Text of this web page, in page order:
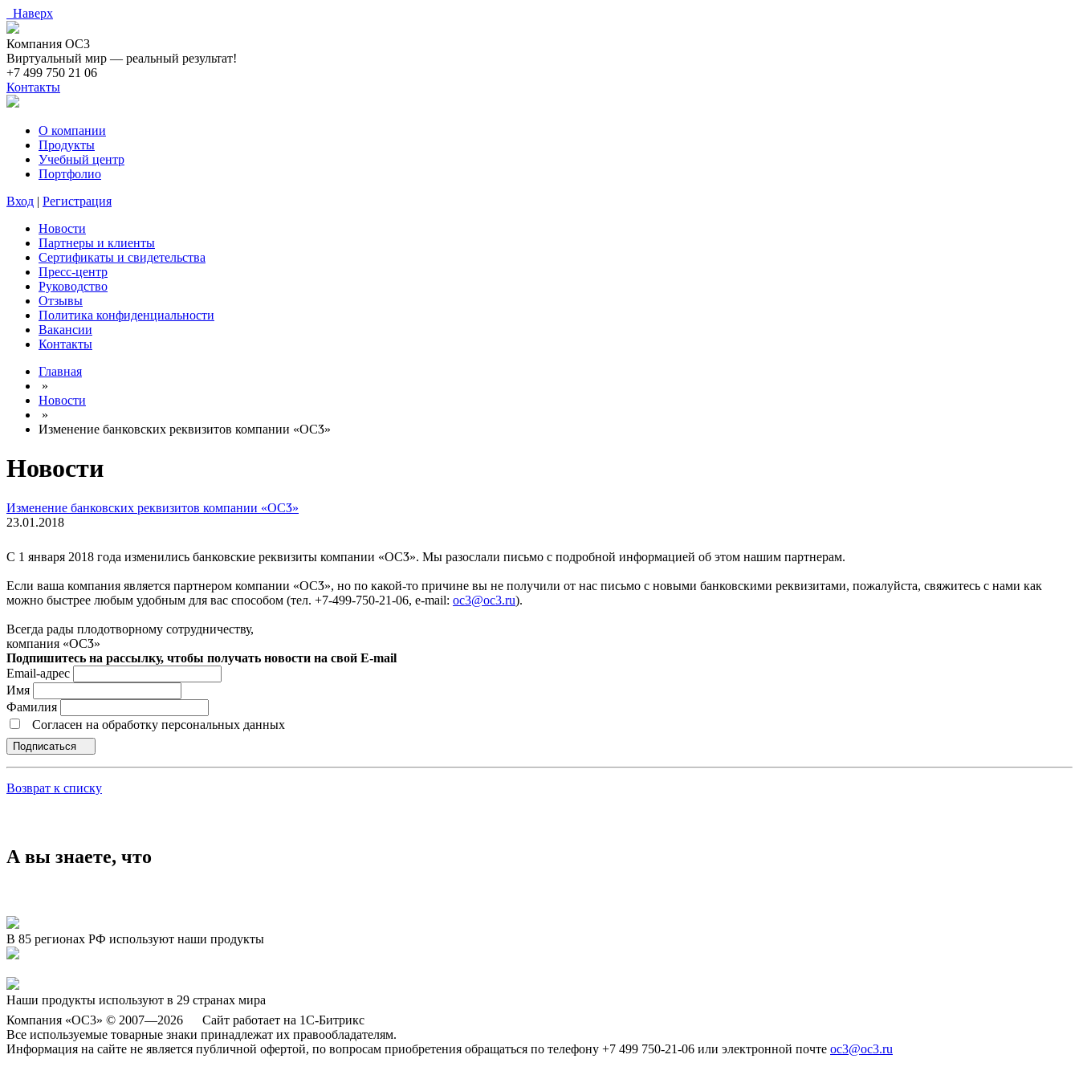
Наверх
Компания ОС3
Виртуальный мир — реальный результат!
+7 499 750 21 06
Контакты
О компании
Продукты
Учебный центр
Портфолио
Вход | Регистрация
Новости
Партнеры и клиенты
Сертификаты и свидетельства
Пресс-центр
Руководство
Отзывы
Политика конфиденциальности
Вакансии
Контакты
Главная
»
Новости
»
Изменение банковских реквизитов компании «ОСӠ»
Новости
Изменение банковских реквизитов компании «ОСӠ»
23.01.2018
С 1 января 2018 года изменились банковские реквизиты компании «ОСӠ». Мы разослали письмо с подробной информацией об этом нашим партнерам.
Если ваша компания является партнером компании «ОСӠ», но по какой-то причине вы не получили от нас письмо с новыми банковскими реквизитами, пожалуйста, свяжитесь с нами как
можно быстрее любым удобным для вас способом (тел. +7-499-750-21-06, e-mail: oc3@oc3.ru).
Всегда рады плодотворному сотрудничеству,
компания «ОСӠ»
Подпишитесь на рассылку, чтобы получать новости на свой E-mail
Email-адрес
Имя
Фамилия
Согласен на обработку персональных данных
Подписаться
Возврат к списку
А вы знаете, что
В 85 регионах РФ используют наши продукты
Наши продукты используют в 29 странах мира
Компания «ОС3» © 2007—2026 Сайт работает на 1С-Битрикс
Все используемые товарные знаки принадлежат их правообладателям.
Информация на сайте не является публичной офертой, по вопросам приобретения обращаться по телефону +7 499 750-21-06 или электронной почте oc3@oc3.ru